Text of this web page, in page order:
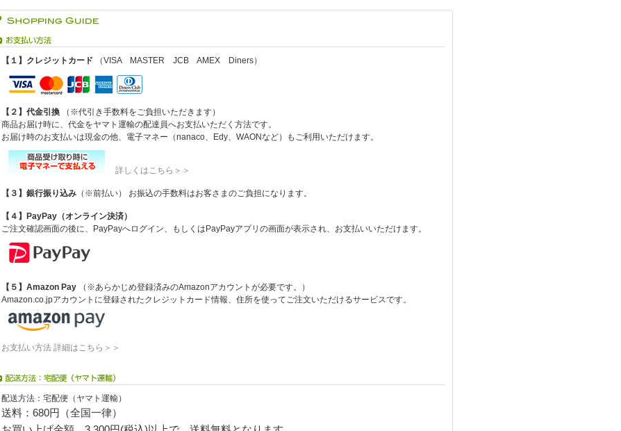
【１】クレジットカード （VISA MASTER JCB AMEX Diners）
【２】代金引換 （※代引き手数料をご負担いただきます）
商品お届け時に、代金をヤマト運輸の配達員へお支払いただく方法です。
お届け時のお支払いは現金の他、電子マネー（nanaco、Edy、WAONなど）もご利用いただけます。
詳しくはこちら＞＞
【３】銀行振り込み （※前払い） お振込の手数料はお客さまのご負担になります。
【４】PayPay（オンライン決済）
ご注文確認画面の後に、PayPayへログイン、もしくはPayPayアプリの画面が表示され、お支払いいただけます。
【５】Amazon Pay （※あらかじめ登録済みのAmazonアカウントが必要です。）
Amazon.co.jpアカウントに登録されたクレジットカード情報、住所を使ってご注文いただけるサービスです。
お支払い方法 詳細はこちら＞＞
配送方法：宅配便（ヤマト運輸）
送料：680円（全国一律）